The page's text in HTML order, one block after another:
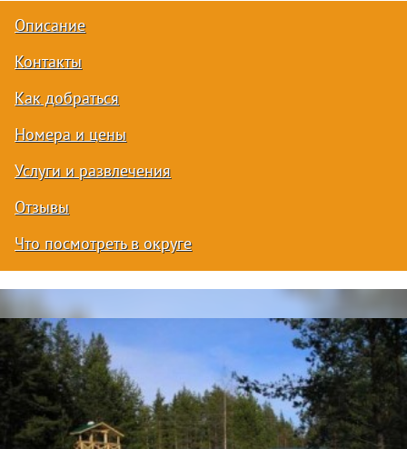
Описание
Контакты
Как добраться
Номера и цены
Услуги и развлечения
Отзывы
Что посмотреть в округе